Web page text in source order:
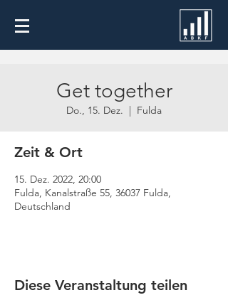
Get together
Do., 15. Dez.
  |
Fulda
Zeit & Ort
15. Dez. 2022, 20:00
Fulda, Kanalstraße 55, 36037 Fulda,
Deutschland
Diese Veranstaltung teilen